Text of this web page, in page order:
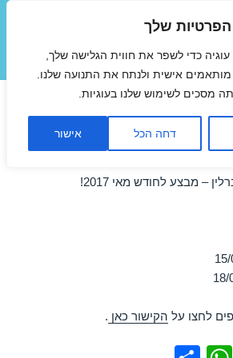
שלך
כדי לשפר את חווית הגלישה שלך,
מותאמים אישית ולנתח את התנועה שלנו.
מסכים לשימוש שלנו בעוגיות.
דחה הכל אישור
תפריטים
ווידג'טים
לברלין במאי
– מבצע לחודש מאי 2017!
לחצו על הקישור כאן .